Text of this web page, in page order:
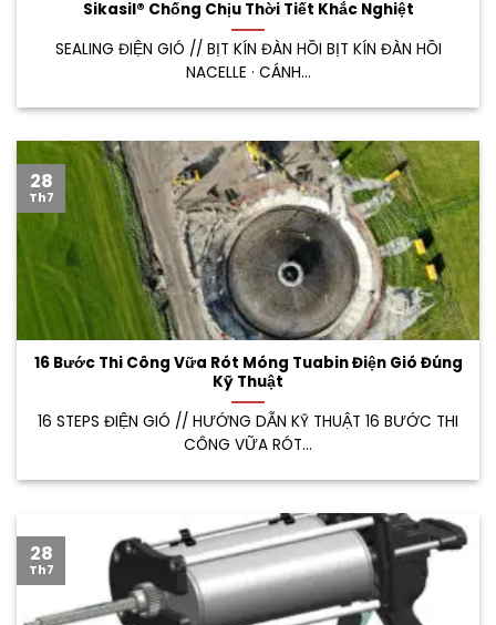
Sikasil® Chống Chịu Thời Tiết Khắc Nghiệt
SEALING ĐIỆN GIÓ // BỊT KÍN ĐÀN HỒI BỊT KÍN ĐÀN HỒI
NACELLE · CÁNH...
16 Bước Thi Công Vữa Rót Móng Tuabin Điện Gió Đúng
Kỹ Thuật
16 STEPS ĐIỆN GIÓ // HƯỚNG DẪN KỸ THUẬT 16 BƯỚC THI
CÔNG VỮA RÓT...
28
Th7
28
Th7